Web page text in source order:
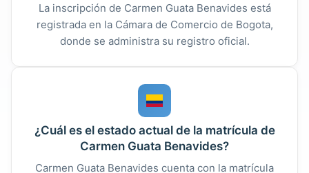
La inscripción de Carmen Guata Benavides está
registrada en la Cámara de Comercio de Bogota,
donde se administra su registro oficial.
¿Cuál es el estado actual de la matrícula de
Carmen Guata Benavides?
Carmen Guata Benavides cuenta con la matrícula